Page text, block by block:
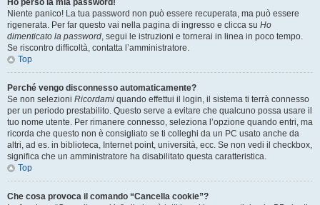
Ho perso la mia password!
Niente panico! La tua password non può essere recuperata, ma può essere
rigenerata. Per far questo vai nella pagina di ingresso e clicca su Ho
dimenticato la password, segui le istruzioni e tornerai in linea in poco tempo.
Se riscontro difficoltà, contatta l’amministratore.
Top
Perché vengo disconnesso automaticamente?
Se non selezioni Ricordami quando effettui il login, il sistema ti terrà connesso
per un periodo prestabilito. Questo serve a evitare che qualcuno possa usare il
tuo nome utente. Per rimanere connesso, seleziona l’opzione quando entri, ma
ricorda che questo non è consigliato se ti colleghi da un PC usato anche da
altri, ad es. in biblioteca, Internet point, università, ecc. Se non vedi il checkbox,
significa che un amministratore ha disabilitato questa caratteristica.
Top
Che cosa provoca il comando “Cancella cookie”?